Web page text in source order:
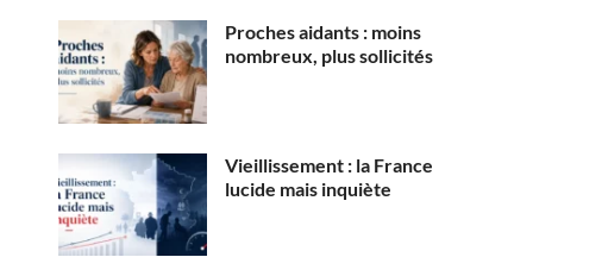
Proches aidants : moins
nombreux, plus sollicités
Vieillissement : la France
lucide mais inquiète